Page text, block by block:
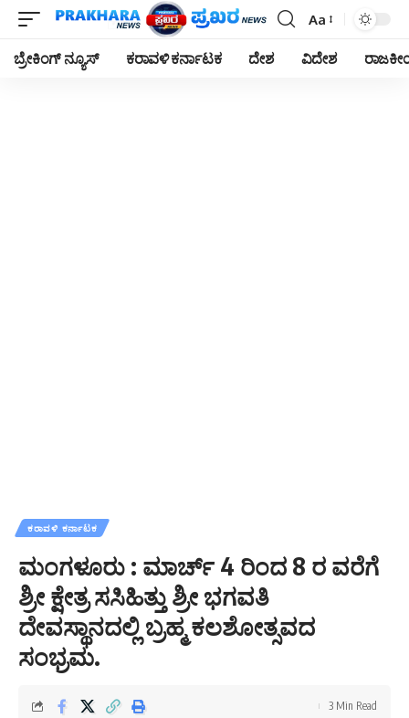
Font
Resizer
Aa
ಬ್ರೇಕಿಂಗ್ ನ್ಯೂಸ್ ಕರಾವಳಿ ಕರ್ನಾಟಕ ದೇಶ ವಿದೇಶ
ಕರಾವಳಿ ಕರ್ನಾಟಕ
ಮಂಗಳೂರು : ಮಾರ್ಚ್ 4 ರಿಂದ 8 ರ ವರೆಗೆ
ಶ್ರೀ ಕ್ಷೇತ್ರ ಸಸಿಹಿತ್ತು ಶ್ರೀ ಭಗವತಿ
ದೇವಸ್ಥಾನದಲ್ಲಿ ಬ್ರಹ್ಮ ಕಲಶೋತ್ಸವದ
ಸಂಭ್ರಮ.
3 Min Read